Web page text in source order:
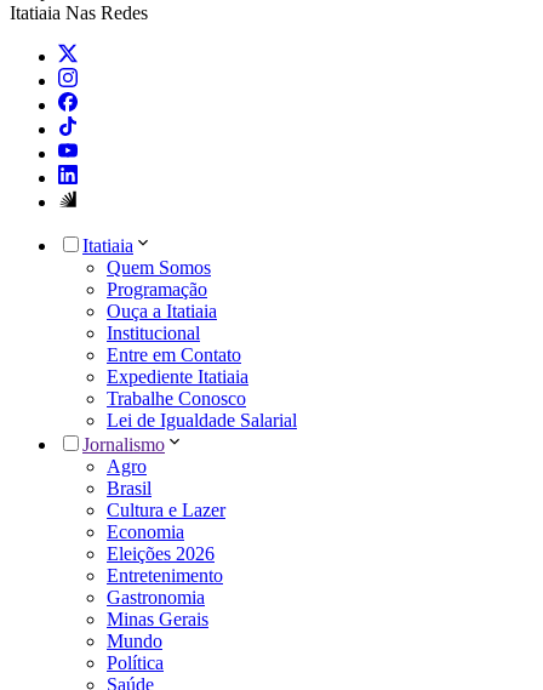
Itatiaia Nas Redes
Itatiaia
Quem Somos
Programação
Ouça a Itatiaia
Institucional
Entre em Contato
Expediente Itatiaia
Trabalhe Conosco
Lei de Igualdade Salarial
Jornalismo
Agro
Brasil
Cultura e Lazer
Economia
Eleições 2026
Entretenimento
Gastronomia
Minas Gerais
Mundo
Política
Saúde